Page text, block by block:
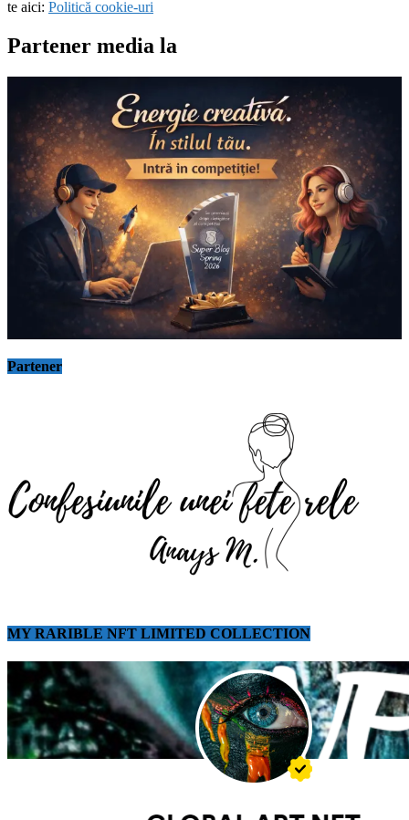
te aici: Politică cookie-uri
Partener media la
Partener
MY RARIBLE NFT LIMITED COLLECTION